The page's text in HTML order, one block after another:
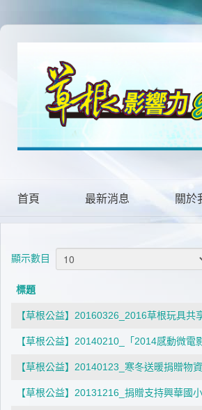
首頁 最新消息 關於
顯示數目
標題
【草根公益】20160326_2016草根玩具共
【草根公益】20140210_「2014感動微
【草根公益】20140123_寒冬送暖捐贈物
【草根公益】20131216_捐贈支持興華國